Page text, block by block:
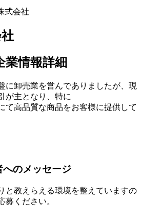
式会社
に卸売業を営んでありましたが、現
が主となり、特に
て高品質な商品をお客様に提供して
のメッセージ
と教えらえる環境を整えていますの
募ください。